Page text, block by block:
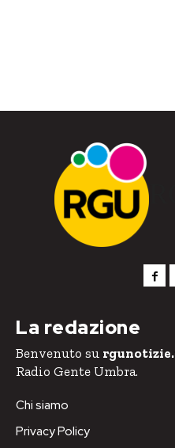
La redazione
Benvenuto su
Radio Gente Umbra.
Chi siamo
Privacy Policy